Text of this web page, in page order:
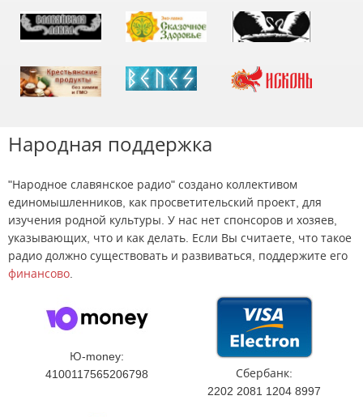
Народная поддержка
"Народное славянское радио" создано коллективом
единомышленников, как просветительский проект, для
изучения родной культуры. У нас нет спонсоров и хозяев,
указывающих, что и как делать. Если Вы считаете, что такое
радио должно существовать и развиваться, поддержите его
финансово.
Ю-money:
4100117565206798
Сбербанк:
2202 2081 1204 8997